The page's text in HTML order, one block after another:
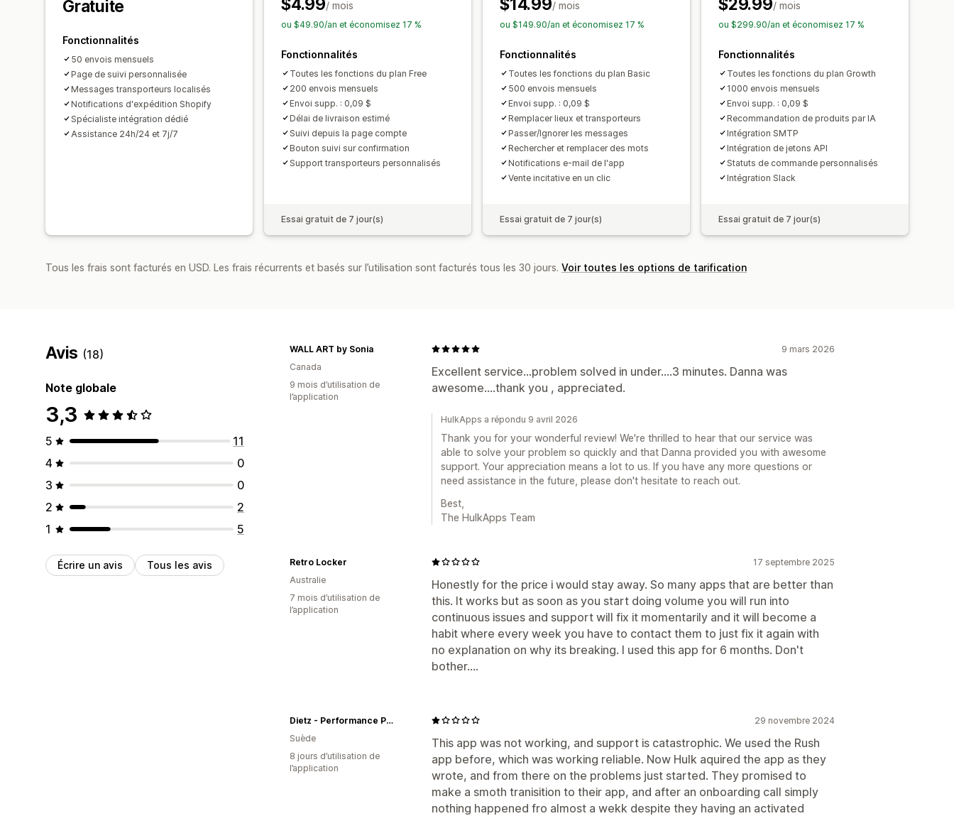
Gratuite
Fonctionnalités
50 envois mensuels
Page de suivi personnalisée
Messages transporteurs localisés
Notifications d'expédition Shopify
Spécialiste intégration dédié
Assistance 24h/24 et 7j/7
$4.99/ mois
ou $49.90/an et économisez 17 %
Fonctionnalités
Toutes les fonctions du plan Free
200 envois mensuels
Envoi supp. : 0,09 $
Délai de livraison estimé
Suivi depuis la page compte
Bouton suivi sur confirmation
Support transporteurs personnalisés
Essai gratuit de 7 jour(s)
$14.99/ mois
ou $149.90/an et économisez 17 %
Fonctionnalités
Toutes les fonctions du plan Basic
500 envois mensuels
Envoi supp. : 0,09 $
Remplacer lieux et transporteurs
Passer/Ignorer les messages
Rechercher et remplacer des mots
Notifications e-mail de l'app
Vente incitative en un clic
Essai gratuit de 7 jour(s)
$29.99/ mois
ou $299.90/an et économisez 17 %
Fonctionnalités
Toutes les fonctions du plan Growth
1000 envois mensuels
Envoi supp. : 0,09 $
Recommandation de produits par IA
Intégration SMTP
Intégration de jetons API
Statuts de commande personnalisés
Intégration Slack
Essai gratuit de 7 jour(s)
Tous les frais sont facturés en USD. Les frais récurrents et basés sur l’utilisation sont facturés tous les 30 jours. Voir toutes les options de tarification
Avis (18)
Note globale
3,3
5
11
4
0
3
0
2
2
1
5
Écrire un avis Tous les avis
9 mars 2026
Excellent service...problem solved in under....3 minutes. Danna was
awesome....thank you , appreciated.
WALL ART by Sonia
Canada
9 mois d’utilisation de
l’application
HulkApps a répondu 9 avril 2026
Thank you for your wonderful review! We're thrilled to hear that our service was
able to solve your problem so quickly and that Danna provided you with awesome
support. Your appreciation means a lot to us. If you have any more questions or
need assistance in the future, please don't hesitate to reach out.
Best,
The HulkApps Team
17 septembre 2025
Honestly for the price i would stay away. So many apps that are better than
this. It works but as soon as you start doing volume you will run into
continuous issues and support will fix it momentarily and it will become a
habit where every week you have to contact them to just fix it again with
no explanation on why its breaking. I used this app for 6 months. Don't
bother....
Retro Locker
Australie
7 mois d’utilisation de
l’application
29 novembre 2024
This app was not working, and support is catastrophic. We used the Rush
app before, which was working reliable. Now Hulk aquired the app as they
wrote, and from there on the problems just started. They promised to
make a smoth tranisition to their app, and after an onboarding call simply
nothing happened fro almost a wekk despite they having an activated
Dietz - Performance Paddling
Suède
8 jours d’utilisation de
l’application